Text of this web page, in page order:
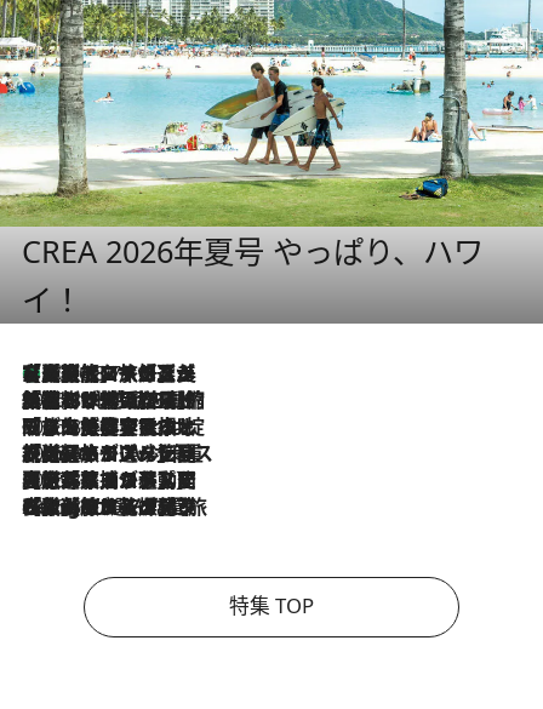
CREA 2026年夏号 やっぱり、ハワ
イ！
2026.8.7
【厳選旅コスメ】「多機能アイテムがメイン！」旅好き美容エディターが選んだ夏旅ベストコスメを発表【Mサイズジップ】
2026.8.6
「荷物が増えるほど旅ストレスは増す」美容ジャーナリストがたどり着いた最終結論。“化粧品を劇的に減らす”感動の凝縮美容とは
2026.8.6
「旅先には金髪ウィッグを持参」日本と同じメイクでは損してる!? 美容ジャーナリストが提案する“掟破りの旅美容”とは
2026.8.6
【厳選旅コスメ】「身軽さ＆UV対策重視！」ヘアアーティストshucoが選んだ夏旅ベストコスメを発表【Mサイズジップ】
2026.8.5
【厳選旅コスメ】国内をあちこち移動する河井菜摘が選んだ夏旅ベストコスメ発表！「リラックスアイテムはマスト」【Mサイズジップ】
2026.8.4
【厳選旅コスメ】「紫外線＆乾燥対策しながらメイク感も！」ヘア＆メイクGeorgeが選んだ夏旅ベストコスメを発表！【Mサイズジップ】
特集 TOP